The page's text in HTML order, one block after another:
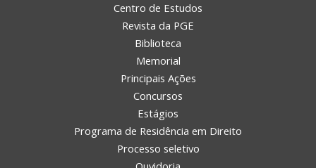
Centro de Estudos
Revista da PGE
Biblioteca
Memorial
Principais Ações
Concursos
Estágios
Programa de Residência em Direito
Processo seletivo